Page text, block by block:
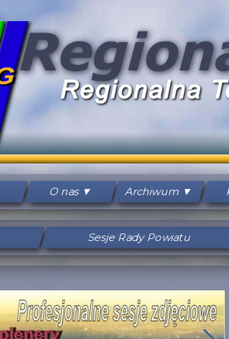
O nas Archiwum
Sesje Rady Powiatu